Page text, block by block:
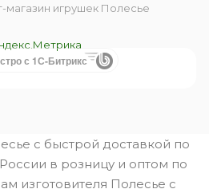
магазин игрушек Полесье
с 1С-Битрикс
с быстрой доставкой по
в розницу и оптом по
изготовителя Полесье с